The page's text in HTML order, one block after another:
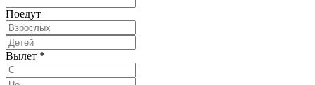
Поедут
Вылет *